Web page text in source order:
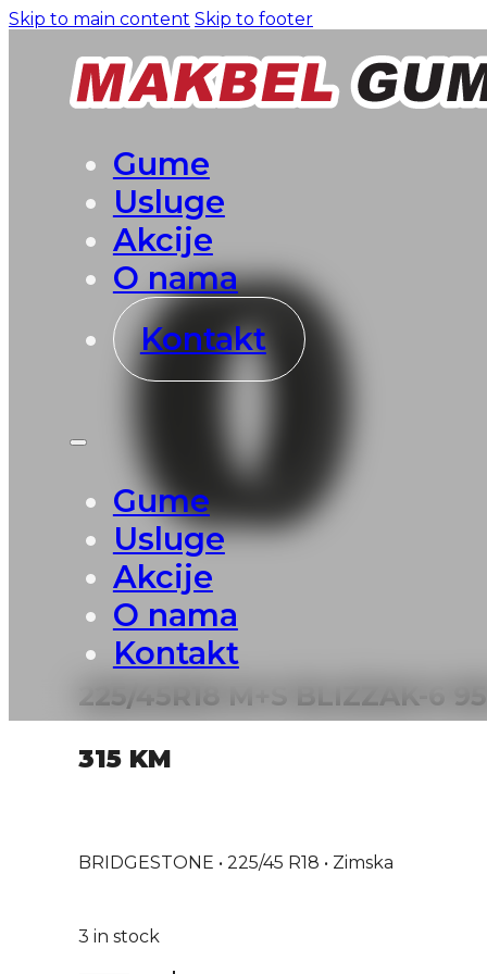
Skip to main content Skip to footer
Gume
Usluge
Akcije
O nama
Kontakt
Gume
Usluge
Akcije
O nama
Kontakt
225/45R18 M+S BLIZZAK-6
315 KM
BRIDGESTONE • 225/45 R18 • Zimska
3 in stock